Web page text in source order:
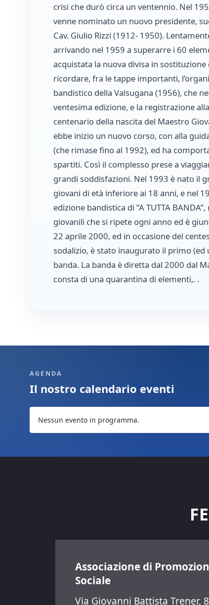
crisi che durò circa un ventennio. Nel
venne nominato un nuovo presidente,
Cav. Giulio Rizzi (1912- 1950).
arrivando nel 1959 a superarre i 60
acquistata la nuova divisa in sostituzione
ricordare, fra le tappe importanti,
bandistico della Valsugana (1956), che
ventesima edizione, e la registrazione
centenario della nascita del Maestro
ebbe inizio un nuovo corso, con alla
(che rimase fino al 1992), ed ha
spartiti. Così il complesso prese a
grandi soddisfazioni. Nel 1993 è nato il
giovani di età inferiore ai 18 anni, e nel
edizione bandistica di “A TUTTA
giovanili che si ripete ogni anno ed è
22 aprile 2000, ed in occasione del
sodalizio, è stato inaugurato il primo (ed
banda. La banda è diretta dal 2000 dal
consta di una quarantina di elementi,. .
AGENDA
Il nostro calendario eventi
Nessun evento in programma.
Associazione di
Sociale
Via Giovanni Battista Trener, 8